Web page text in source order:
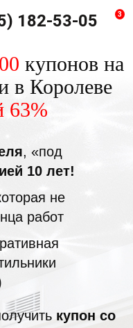
182-53-05 3
купонов на
в Королеве
63%
, «под
10 лет!
не
работ
купон со